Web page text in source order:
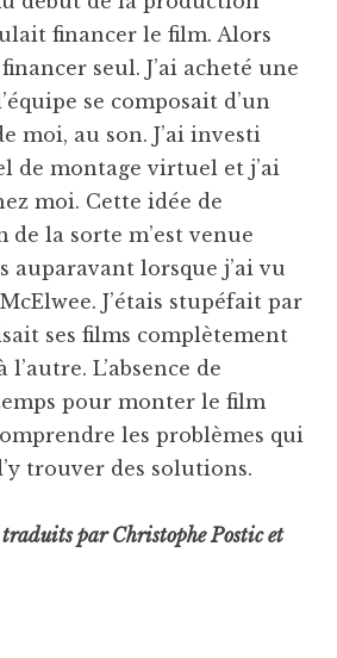
financer le film. Alors
seul. J’ai acheté une
se composait d’un
moi, au son. J’ai investi
de montage virtuel et j’ai
moi. Cette idée de
la sorte m’est venue
auparavant lorsque j’ai vu
J’étais stupéfait par
ses films complètement
l’autre. L’absence de
pour monter le film
les problèmes qui
trouver des solutions.
par Christophe Postic et